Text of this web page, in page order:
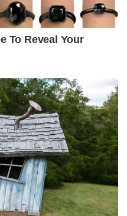
To Reveal Your